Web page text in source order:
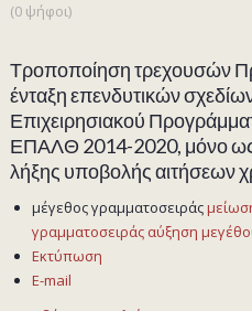
(0 ψήφοι)
Τροποποίηση τρεχουσών
ένταξη επενδυτικών
Επιχειρησιακού
ΕΠΑΛΘ 2014-2020, μόνο ως
λήξης υποβολής αιτήσεων
μέγεθος γραμματοσειράς
γραμματοσειράς αύξηση
Εκτύπωση
E-mail